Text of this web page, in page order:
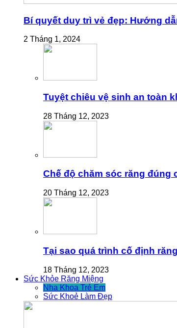
Bí quyết duy trì vẻ đẹp: Hướng
2 Tháng 1, 2024
Tuyệt chiêu vệ sinh an toàn
28 Tháng 12, 2023
Chế độ chăm sóc răng đúng
20 Tháng 12, 2023
Tại sao quá trình cố định
18 Tháng 12, 2023
Sức Khỏe Răng Miệng
Nha Khoa Trẻ Em
Sức Khoẻ Làm Đẹp